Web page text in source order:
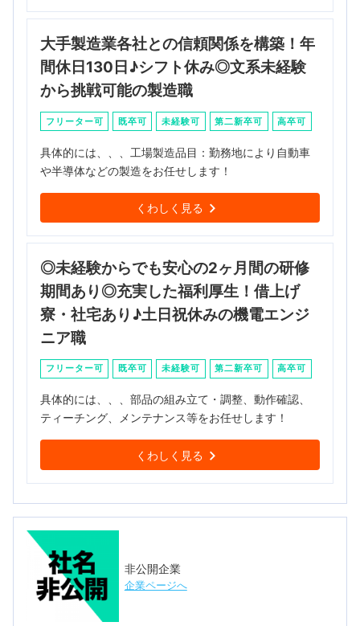
大手製造業各社との信頼関係を構築！年
間休日130日♪シフト休み◎文系未経験
から挑戦可能の製造職
フリーター可 既卒可 未経験可 第二新卒可 高卒可
具体的には、、、工場製造品目：勤務地により自動車
や半導体などの製造をお任せします！
くわしく見る
◎未経験からでも安心の2ヶ月間の研修
期間あり◎充実した福利厚生！借上げ
寮・社宅あり♪土日祝休みの機電エンジ
ニア職
フリーター可 既卒可 未経験可 第二新卒可 高卒可
具体的には、、、部品の組み立て・調整、動作確認、
ティーチング、メンテナンス等をお任せします！
くわしく見る
非公開企業
企業ページへ